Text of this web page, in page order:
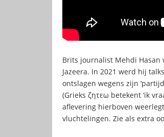
Brits journalist Mehdi Hasan
Jazeera. In 2021 werd hij
ontslagen wegens zijn
(Grieks ζητεω betekent ‘ik
aflevering hierboven
vluchtelingen. Zie als extra